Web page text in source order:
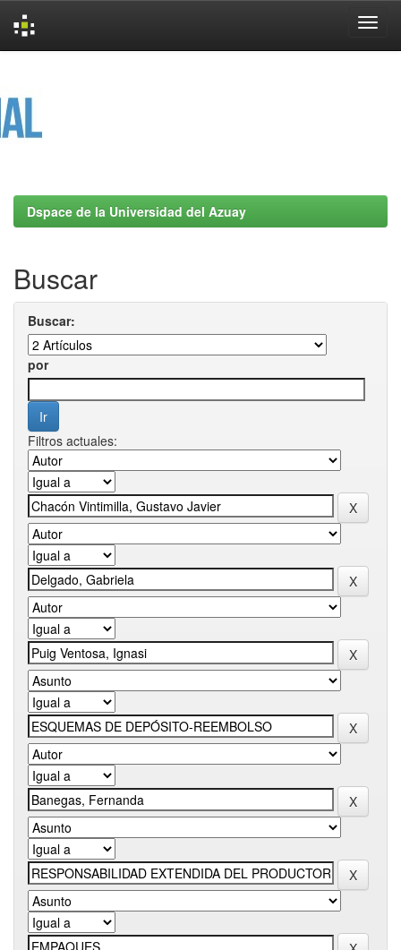
Dspace de la Universidad del Azuay
Buscar
Buscar:
por
Filtros actuales: